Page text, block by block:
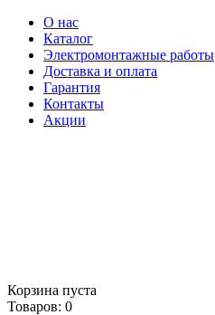
О нас
Каталог
Электромонтажные работы
Доставка и оплата
Гарантия
Контакты
Акции
Корзина пуста
Товаров: 0